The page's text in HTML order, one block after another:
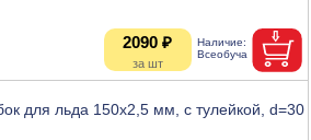
2090 ₽
для льда 150х2,5 мм, с тулейкой, d=30